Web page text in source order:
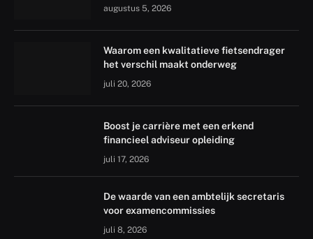
augustus 5, 2026
Waarom een kwalitatieve fietsendrager
het verschil maakt onderweg
juli 20, 2026
Boost je carrière met een erkend
financieel adviseur opleiding
juli 17, 2026
De waarde van een ambtelijk secretaris
voor examencommissies
juli 8, 2026